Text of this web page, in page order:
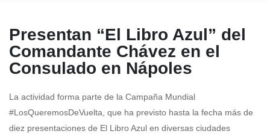
Presentan “El Libro Azul” del
Comandante Chávez en el
Consulado en Nápoles
La actividad forma parte de la Campaña Mundial
#LosQueremosDeVuelta, que ha previsto hasta la fecha más de
diez presentaciones de El Libro Azul en diversas ciudades